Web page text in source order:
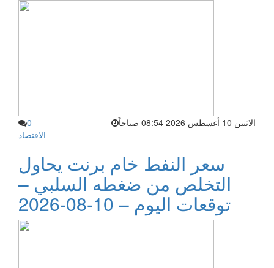
الاثنين 10 أغسطس 2026 08:54 صباحاً
0
الاقتصاد
سعر النفط خام برنت يحاول
التخلص من ضغطه السلبي –
توقعات اليوم – 10-08-2026